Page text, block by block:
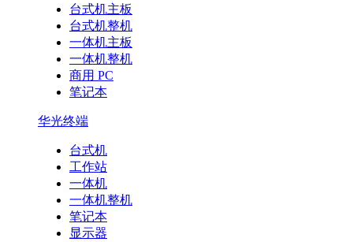
台式机主板
台式机整机
一体机主板
一体机整机
商用 PC
笔记本
华光终端
台式机
工作站
一体机
一体机整机
笔记本
显示器